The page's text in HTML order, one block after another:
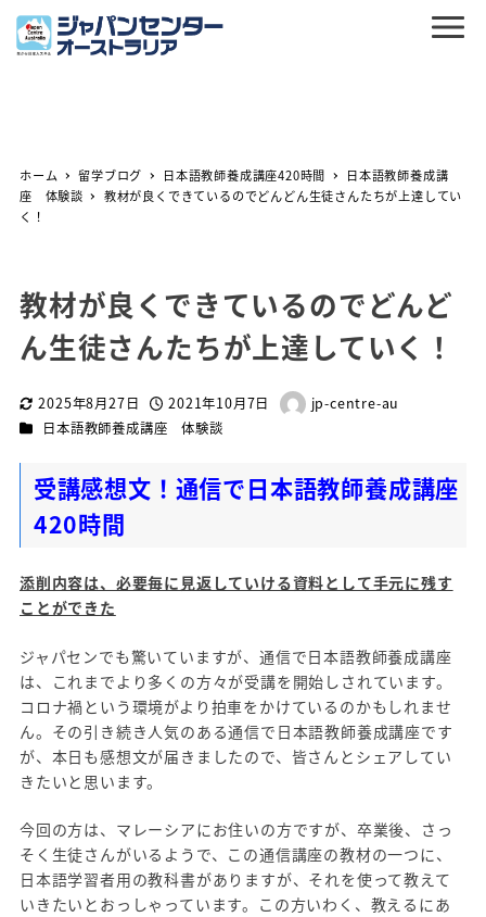
ホーム 留学ブログ 日本語教師養成講座420時間
日本語教師養成講
座 体験談
教材が良くできているのでどんどん生徒さんたちが上達してい
く！
教材が良くできているのでどんど
ん生徒さんたちが上達していく！
更新日2025年8月27日 投稿日2021年10月7日
著
jp-centre-au
カテゴリー
日本語教師養成講座 体験談
受講感想文！通信で日本語教師養成講座
420時間
添削内容は、必要毎に見返していける資料として手元に残す
ことができた
ジャパセンでも驚いていますが、通信で日本語教師養成講座
は、これまでより多くの方々が受講を開始しされています。
コロナ禍という環境がより拍車をかけているのかもしれませ
ん。その引き続き人気のある通信で日本語教師養成講座です
が、本日も感想文が届きましたので、皆さんとシェアしてい
きたいと思います。
今回の方は、マレーシアにお住いの方ですが、卒業後、さっ
そく生徒さんがいるようで、この通信講座の教材の一つに、
日本語学習者用の教科書がありますが、それを使って教えて
いきたいとおっしゃっています。この方いわく、教えるにあ